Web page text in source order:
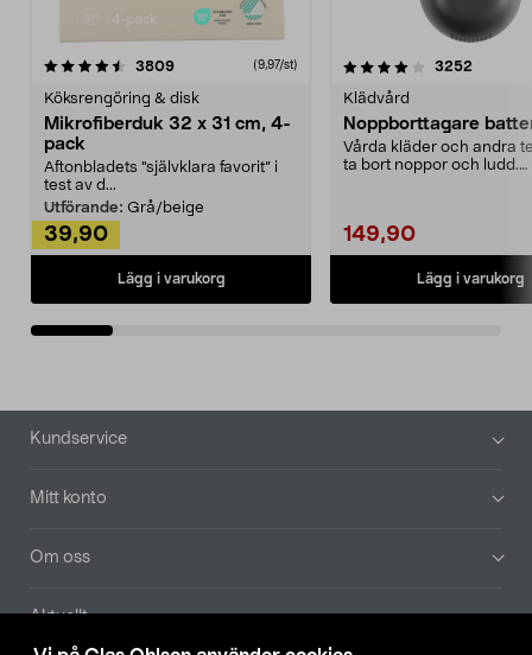
3809recensioner (9,97/st)
Köksrengöring & disk
Mikrofiberduk 32 x 31 cm, 4-
pack
Aftonbladets "självklara favorit” i
test av d...
Utförande: Grå/beige
39,90
Lägg i varukorg
4.0av 5 stjärnor 3252
Klädvård
Noppborttagare
Vårda kläder och andra
ta bort noppor och ludd.
149,90
Lägg i varukorg
4.5av 5 stjärnor
Sidfot
Kundservice
Mitt konto
Om oss
Aktuellt